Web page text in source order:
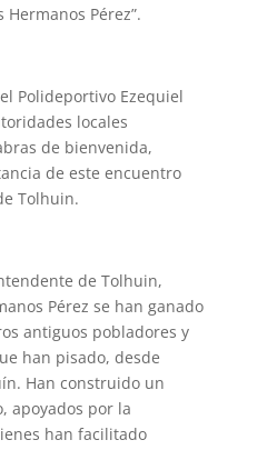
Hermanos Pérez”.
Polideportivo Ezequiel
locales
de bienvenida,
de este encuentro
Tolhuin.
de Tolhuin,
Pérez se han ganado
antiguos pobladores y
han pisado, desde
Han construido un
apoyados por la
han facilitado